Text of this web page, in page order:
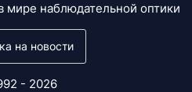
наблюдательной оптики
на новости
- 2026